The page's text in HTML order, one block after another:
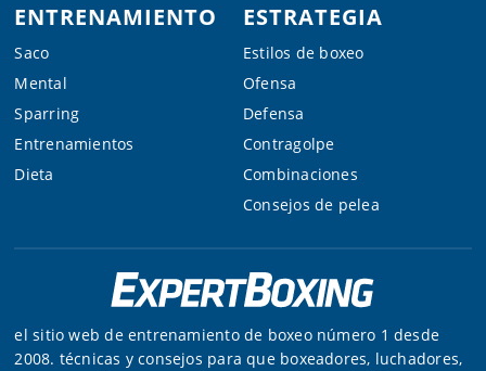
ENTRENAMIENTO
Saco
Mental
Sparring
Entrenamientos
Dieta
ESTRATEGIA
Estilos de boxeo
Ofensa
Defensa
Contragolpe
Combinaciones
Consejos de pelea
el sitio web de entrenamiento de boxeo número 1 desde
2008. técnicas y consejos para que boxeadores, luchadores,